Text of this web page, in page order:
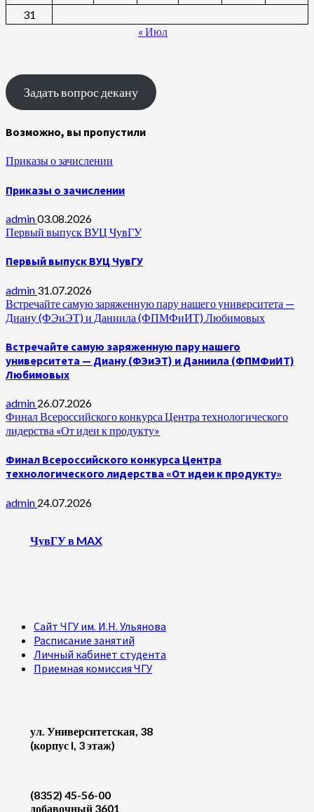
31
« Июл
Задать вопрос декану
Возможно, вы пропустили
Приказы о зачислении
Приказы о зачислении
admin03.08.2026
Первый выпуск ВУЦ ЧувГУ
Первый выпуск ВУЦ ЧувГУ
admin 31.07.2026
Встречайте самую заряженную пару нашего университета —
Диану (ФЭиЭТ) и Даниила (ФПМФиИТ) Любимовых
Встречайте самую заряженную пару нашего
университета — Диану (ФЭиЭТ) и Даниила (ФПМФиИТ)
Любимовых
admin 26.07.2026
Финал Всероссийского конкурса Центра технологического
лидерства «От идеи к продукту»
Финал Всероссийского конкурса Центра
технологического лидерства «От идеи к продукту»
admin 24.07.2026
ЧувГУ в MAX
Сайт ЧГУ им. И.Н. Ульянова
Расписание занятий
Личный кабинет студента
Приемная комиссия ЧГУ
ул. Университетская, 38
(корпус I, 3 этаж)
(8352) 45-56-00
добавочный 3601